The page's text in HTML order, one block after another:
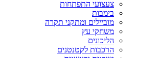
צעצועי התפתחות
בימבות
מוביילים ומתקני תקרה
משחקי עץ
הליכונים
הרכבות לקטנטנים